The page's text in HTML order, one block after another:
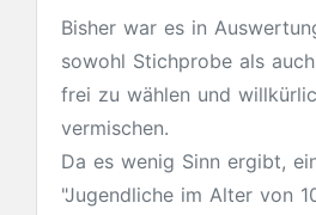
Bisher war es in
sowohl Stichprobe als
frei zu wählen und
vermischen.
Da es wenig Sinn ergibt,
"Jugendliche im Alter von